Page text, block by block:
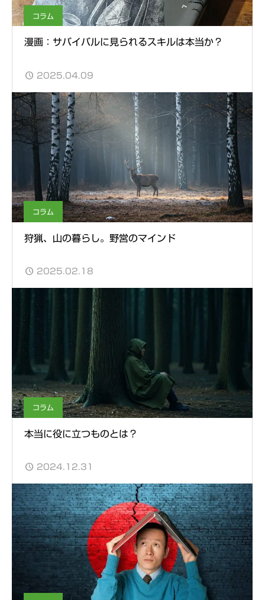
コラム
漫画：サバイバルに見られるスキルは本当か？
2025.04.09
コラム
狩猟、山の暮らし。野営のマインド
2025.02.18
コラム
本当に役に立つものとは？
2024.12.31